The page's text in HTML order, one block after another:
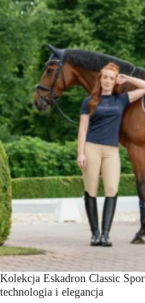
Kolekcja Eskadron Classic
technologia i elegancja